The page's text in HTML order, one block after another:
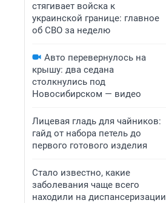
стягивает войска к
украинской границе: главное
об СВО за неделю
Авто перевернулось на
крышу: два седана
столкнулись под
Новосибирском — видео
Лицевая гладь для чайников:
гайд от набора петель до
первого готового изделия
Стало известно, какие
заболевания чаще всего
находили на диспансеризации